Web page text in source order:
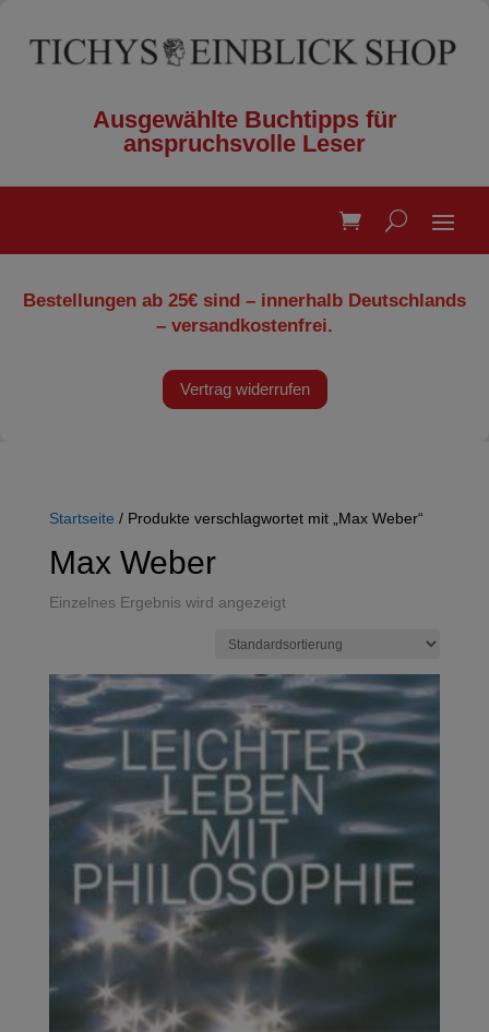
Ausgewählte Buchtipps für
anspruchsvolle Leser
Bestellungen ab 25€ sind – innerhalb Deutschlands
– versandkostenfrei.
Vertrag widerrufen
Startseite / Produkte verschlagwortet mit „Max Weber“
Max Weber
Einzelnes Ergebnis wird angezeigt